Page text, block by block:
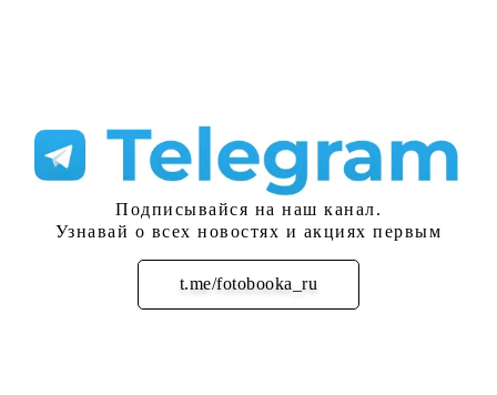
Подписывайся на наш канал.
Узнавай о всех новостях и акциях первым
t.me/fotobooka_ru
Подписаться